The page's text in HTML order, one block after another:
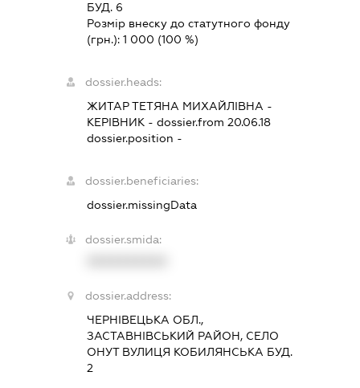
БУД. 6
Розмір внеску до статутного фонду
(грн.):1 000 (100 %)
dossier.heads:
ЖИТАР ТЕТЯНА МИХАЙЛІВНА -
КЕРІВНИК - dossier.from 20.06.18
dossier.position -
dossier.beneficiaries:
dossier.missingData
dossier.smida:
dossier.address:
ЧЕРНІВЕЦЬКА ОБЛ.,
ЗАСТАВНІВСЬКИЙ РАЙОН, СЕЛО
ОНУТ ВУЛИЦЯ КОБИЛЯНСЬКА БУД.
2